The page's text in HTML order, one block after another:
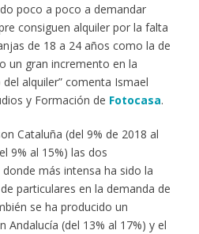
poco a poco a demandar
consiguen alquiler por la falta
de 18 a 24 años como la de
un gran incremento en la
alquiler” comenta Ismael
y Formación de Fotocasa.
Cataluña (del 9% de 2018 al
9% al 15%) las dos
más intensa ha sido la
particulares en la demanda de
se ha producido un
Andalucía (del 13% al 17%) y el